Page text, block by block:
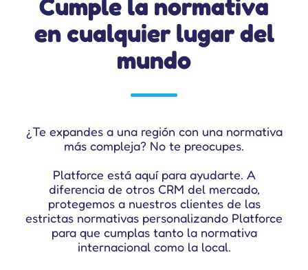
en cualquier lugar del
mundo
¿Te expandes a una región con una normativa
más compleja? No te preocupes.
Platforce está aquí para ayudarte. A
diferencia de otros CRM del mercado,
protegemos a nuestros clientes de las
estrictas normativas personalizando Platforce
para que cumplas tanto la normativa
internacional como la local.